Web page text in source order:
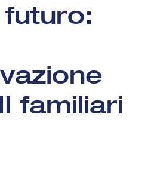
familiari